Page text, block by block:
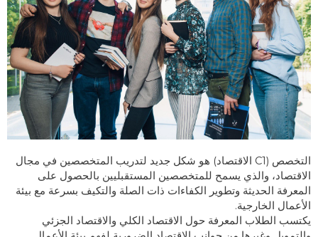
التخصص (C1 الاقتصاد) هو شكل جديد لتدريب المتخصصين في مجال
الاقتصاد، والذي يسمح للمتخصصين المستقبليين بالحصول على
المعرفة الحديثة وتطوير الكفاءات ذات الصلة والتكيف بسرعة مع بيئة
الأعمال الخارجية.
يكتسب الطلاب المعرفة حول الاقتصاد الكلي والاقتصاد الجزئي